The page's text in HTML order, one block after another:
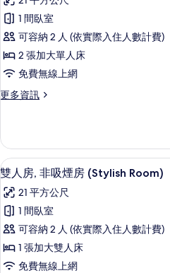
選
條
雙
床
房,
非
煙
(Stylish
Room)
的
所
有
相
片
1 間臥室
可容納 2 人 (依實際入住人數計費)
2 張加大單人床
免費無線上網
更多資訊
更
房,
非
吸
房
(Stylish
Room)
的
詳
情
顯
示
雙
人
房,
非
4
雙人房, 非吸煙房 (Stylish Room)
21 平方公尺
1 間臥室
可容納 2 人 (依實際入住人數計費)
1 張加大雙人床
免費無線上網